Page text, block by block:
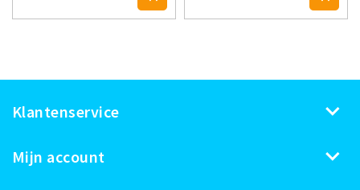
Klantenservice
Mijn account